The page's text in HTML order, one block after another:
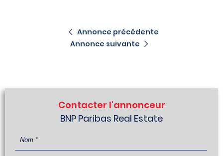
Annonce précédente
Annonce suivante
Contacter l'annonceur
BNP Paribas Real Estate